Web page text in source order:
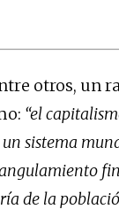
otros, un
“el
sistema
de la